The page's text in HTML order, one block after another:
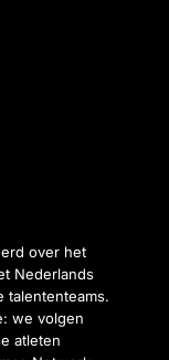
over het
Nederlands
talententeams.
we volgen
atleten